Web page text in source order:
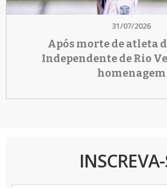
31/07/2026
Após morte de atleta
Independente de Rio
homenagem